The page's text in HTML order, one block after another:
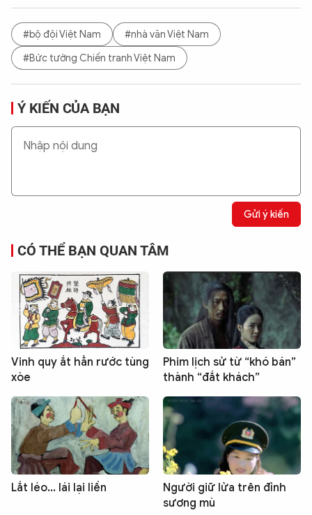
#bộ đội Việt Nam
#nhà văn Việt Nam
#Bức tường Chiến tranh Việt Nam
Ý KIẾN CỦA BẠN
Gửi ý kiến
CÓ THỂ BẠN QUAN TÂM
Vinh quy ắt hẳn rước tùng
xòe
Phim lịch sử từ “khó bán”
thành “đắt khách”
Lắt léo... lái lại liền
Người giữ lửa trên đỉnh
sương mù